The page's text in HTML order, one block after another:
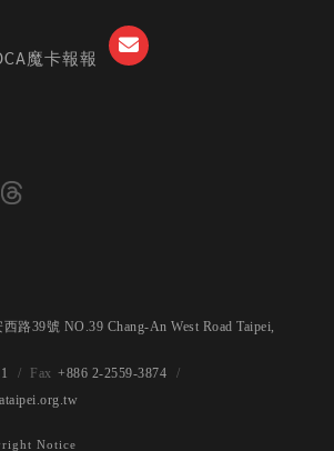
魔卡報報
路39號 NO.39 Chang-An West Road Taipei,
+886 2-2559-3874
Notice